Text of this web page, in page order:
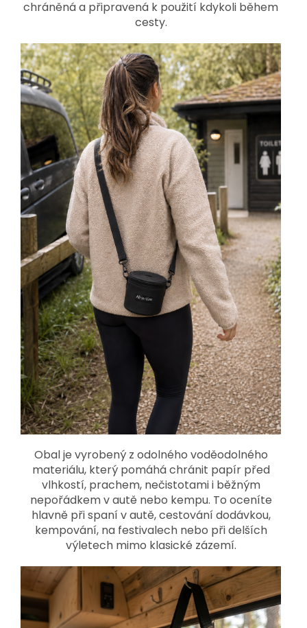
chráněná a připravená k použití kdykoli během
cesty.
Obal je vyrobený z odolného voděodolného
materiálu, který pomáhá chránit papír před
vlhkostí, prachem, nečistotami i běžným
nepořádkem v autě nebo kempu. To oceníte
hlavně při spaní v autě, cestování dodávkou,
kempování, na festivalech nebo při delších
výletech mimo klasické zázemí.